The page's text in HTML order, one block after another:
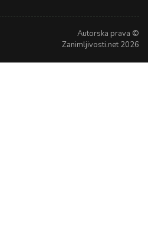
Autorska prava ©
Zanimljivosti.net 2026